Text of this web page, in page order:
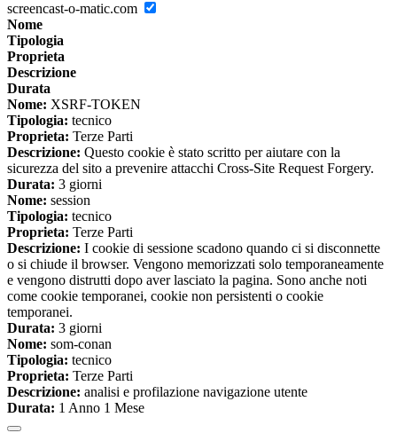
screencast-o-matic.com
Nome
Tipologia
Proprieta
Descrizione
Durata
Nome: XSRF-TOKEN
Tipologia: tecnico
Proprieta: Terze Parti
Descrizione: Questo cookie è stato scritto per aiutare con la
sicurezza del sito a prevenire attacchi Cross-Site Request Forgery.
Durata: 3 giorni
Nome: session
Tipologia: tecnico
Proprieta: Terze Parti
Descrizione: I cookie di sessione scadono quando ci si disconnette
o si chiude il browser. Vengono memorizzati solo temporaneamente
e vengono distrutti dopo aver lasciato la pagina. Sono anche noti
come cookie temporanei, cookie non persistenti o cookie
temporanei.
Durata: 3 giorni
Nome: som-conan
Tipologia: tecnico
Proprieta: Terze Parti
Descrizione: analisi e profilazione navigazione utente
Durata: 1 Anno 1 Mese